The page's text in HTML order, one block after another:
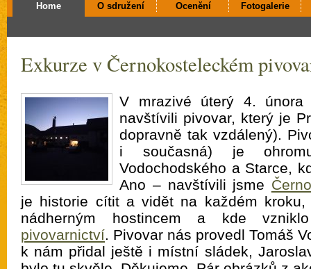
Home O sdružení Ocenění Fotogalerie
Exkurze v Černokosteleckém
V mrazivé úterý 4. února
navštívili pivovar, který je
dopravně tak vzdálený).
i současná) je
Vodochodského a Starce,
Ano – navštívili jsme
je historie cítit a vidět na každém
nádherným hostincem a kde
pivovarnictví. Pivovar nás provedl Tomáš
k nám přidal ještě i místní sládek,